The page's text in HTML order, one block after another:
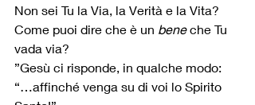
Non sei Tu la Via, la Verità e la Vita?
Come puoi dire che è un bene che Tu
vada via?
”Gesù ci risponde, in qualche modo:
“…affinché venga su di voi lo Spirito